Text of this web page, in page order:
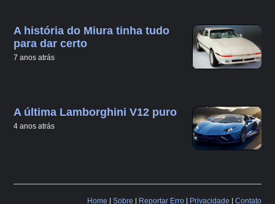
A história do Miura tinha tudo
para dar certo
7 anos atrás
A última Lamborghini V12 puro
4 anos atrás
Home Sobre Reportar Erro| Privacidade Contato